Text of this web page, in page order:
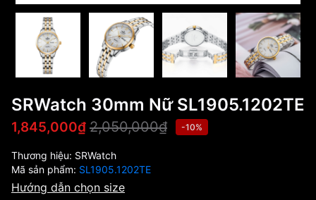
SRWatch 30mm Nữ SL1905.1202TE
1,845,000₫ 2,050,000₫ -10%
Thương hiệu: SRWatch
Mã sản phẩm: SL1905.1202TE
Hướng dẫn chọn size